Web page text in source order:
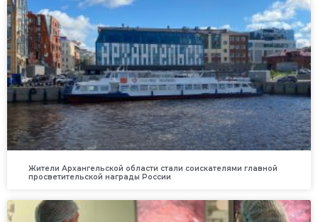
Жители Архангельской области стали соискателями главной
просветительской награды России